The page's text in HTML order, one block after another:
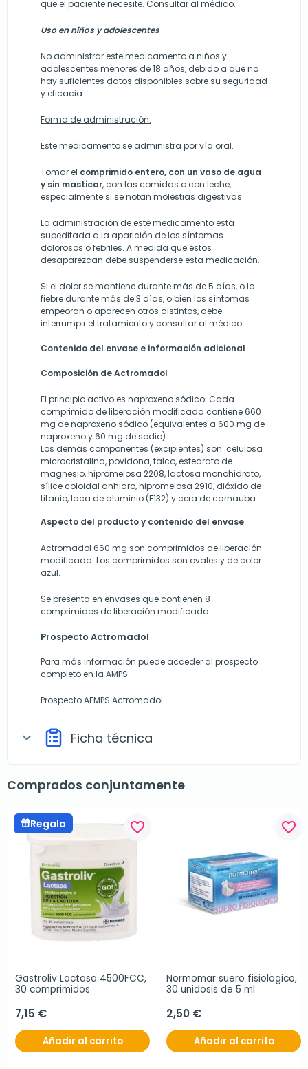
que el paciente necesite. Consultar al médico.
Uso en niños y adolescentes
No administrar este medicamento a niños y
adolescentes menores de 18 años, debido a que no
hay suficientes datos disponibles sobre su seguridad
y eficacia.
Forma de administración:
Este medicamento se administra por vía oral.
Tomar el comprimido entero, con un vaso de agua
y sin masticar, con las comidas o con leche,
especialmente si se notan molestias digestivas.
La administración de este medicamento está
supeditada a la aparición de los síntomas
dolorosos o febriles. A medida que éstos
desaparezcan debe suspenderse esta medicación.
Si el dolor se mantiene durante más de 5 días, o la
fiebre durante más de 3 días, o bien los síntomas
empeoran o aparecen otros distintos, debe
interrumpir el tratamiento y consultar al médico.
Contenido del envase e información adicional
Composición de Actromadol
El principio activo es naproxeno sódico. Cada
comprimido de liberación modificada contiene 660
mg de naproxeno sódico (equivalentes a 600 mg de
naproxeno y 60 mg de sodio).
Los demás componentes (excipientes) son: celulosa
microcristalina, povidona, talco, estearato de
magnesio, hipromelosa 2208, lactosa monohidrato,
sílice coloidal anhidro, hipromelosa 2910, dióxido de
titanio, laca de aluminio (E132) y cera de carnauba.
Aspecto del producto y contenido del envase
Actromadol 660 mg son comprimidos de liberación
modificada. Los comprimidos son ovales y de color
azul.
Se presenta en envases que contienen 8
comprimidos de liberación modificada.
Prospecto Actromadol
Para más información puede acceder al prospecto
completo en la AMPS.
Prospecto AEMPS Actromadol.
expand_more Ficha técnica
Comprados conjuntamente
Regalo favorite_border
Gastroliv Lactasa 4500FCC,
30 comprimidos
7,15 €
Añadir al carrito
favorite_border
Normomar suero fisiologico,
30 unidosis de 5 ml
2,50 €
Añadir al carrito